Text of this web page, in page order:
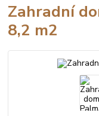
Zahradní
8,2 m2